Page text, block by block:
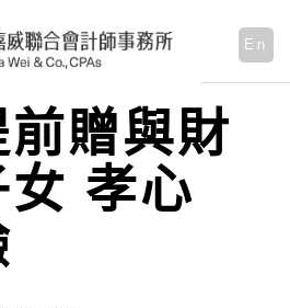
En
贈與財
女 孝心